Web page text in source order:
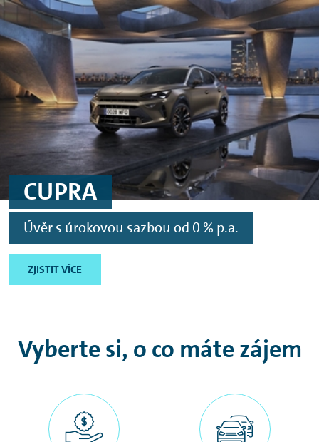
Skip to main content
Skip to footer
CUPRA
Úvěr s úrokovou sazbou od 0 % p.a.
ZJISTIT VÍCE
Vyberte si, o co máte zájem